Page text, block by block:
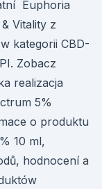
Euphoria
Vitality z
kategorii CBD-
Zobacz
realizacja
5%
o produktu
10 ml,
hodnocení a